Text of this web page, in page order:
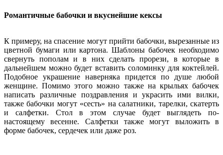
Романтичные бабочки и вкуснейшие кексы
К примеру, на спасение могут прийти бабочки, вырезанные из
цветной бумаги или картона. Шаблоны бабочек необходимо
свернуть пополам и в них сделать прорези, в которые в
дальнейшем можно будет вставить соломинку для коктейлей.
Подобное украшение наверняка придется по душе любой
женщине. Помимо этого можно также на крыльях бабочек
написать различные поздравления и украсить ими вилки,
также бабочки могут «сесть» на салатники, тарелки, скатерть
и салфетки. Стол в этом случае будет выглядеть по-
настоящему весенне. Салфетки также могут выложить в
форме бабочек, сердечек или даже роз.